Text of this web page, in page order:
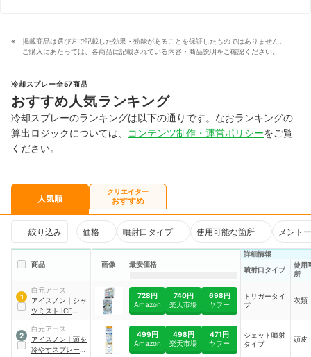
掲載商品は選び方で記載した効果・効能があることを保証したものではありません。
ご購入にあたっては、各商品に記載されている内容・商品説明をご確認ください。
冷却スプレー全57商品
おすすめ人気ランキング
冷却スプレーのランキングは以下の通りです。なおランキングの
算出ロジックについては、
コンテンツ制作・運営ポリシーをご覧
ください。
人気順
クリエイター
おすすめ
絞り込み 価格 噴射口タイプ 使用可能な箇所 メント
商品 画像 最安価格
詳細情報
噴射口タイプ
使用
所
1
白元アース
アイスノン ｜ シャ
ツミスト ICE
728円
Amazon
740円
楽天市場
698円
ヤフー
トリガータイ
プ
衣類
2
白元アース
アイスノン ｜ 頭を
冷やすスプレー
499円
Amazon
498円
楽天市場
471円
ヤフー
ジェット噴射
タイプ
頭皮